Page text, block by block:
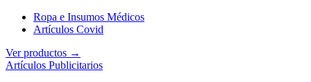
Ropa e Insumos Médicos
Artículos Covid
Ver productos →
Artículos Publicitarios